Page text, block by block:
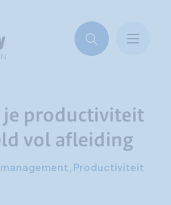
je productiviteit
vol afleiding
, Productiviteit